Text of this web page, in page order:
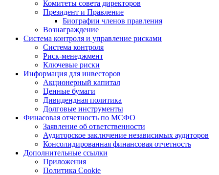
Комитеты совета директоров
Президент и Правление
Биографии членов правления
Вознаграждение
Система контроля и управление рисками
Система контроля
Риск-менеджмент
Ключевые риски
Информация для инвесторов
Акционерный капитал
Ценные бумаги
Дивидендная политика
Долговые инструменты
Финасовая отчетность по МСФО
Заявление об ответственности
Аудиторское заключение независимых аудиторов
Консолидированная финансовая отчетность
Дополнительные ссылки
Приложения
Политика Cookie